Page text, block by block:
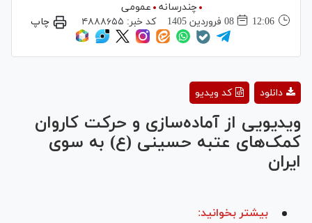
چندرسانه
عمومی
12:06
08 فروردين 1405 کد خبر: ۴۸۸۸۶۵۵ چاپ
Video
کد ویدیو دانلود
ویدیویی از آماده‌سازی و حرکت کاروان
کمک‌های عتبه حسینی (ع) به سوی
ایران
بیشتر بخوانید: